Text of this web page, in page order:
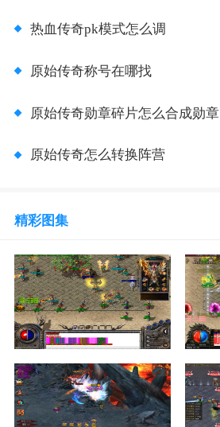
热血传奇pk模式怎么调
原始传奇称号在哪找
原始传奇勋章碎片怎么合成勋章
原始传奇怎么转换阵营
精彩图集